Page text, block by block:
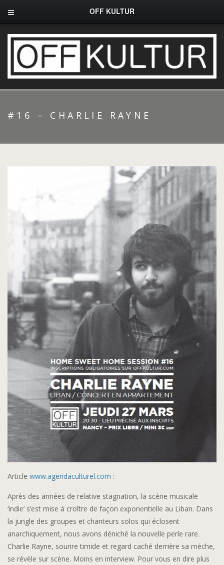
OFF KULTUR
#16 – CHARLIE RAYNE
Article www.agendaculturel.com :
Après des années de relative stagnation, la scène musicale
‘indie’ s’est mise à croître de façon exponentielle au Liban. Dans
la jungle des groupes et chanteurs solos qui éclosent
anarchiquement, nous avons déniché la nouvelle perle rare.
Charlie Rayne, sourire timide et regard caché derrière sa mèche,
se révèle sur scène. Moins en interview. Pour vous en dire plus